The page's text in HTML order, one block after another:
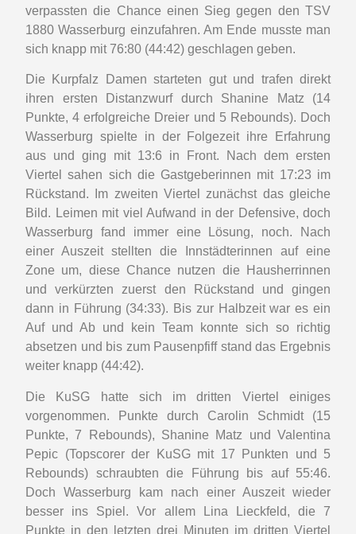
verpassten die Chance einen Sieg gegen den TSV
1880 Wasserburg einzufahren. Am Ende musste man
sich knapp mit 76:80 (44:42) geschlagen geben.
Die Kurpfalz Damen starteten gut und trafen direkt
ihren ersten Distanzwurf durch Shanine Matz (14
Punkte, 4 erfolgreiche Dreier und 5 Rebounds). Doch
Wasserburg spielte in der Folgezeit ihre Erfahrung
aus und ging mit 13:6 in Front. Nach dem ersten
Viertel sahen sich die Gastgeberinnen mit 17:23 im
Rückstand. Im zweiten Viertel zunächst das gleiche
Bild. Leimen mit viel Aufwand in der Defensive, doch
Wasserburg fand immer eine Lösung, noch. Nach
einer Auszeit stellten die Innstädterinnen auf eine
Zone um, diese Chance nutzen die Hausherrinnen
und verkürzten zuerst den Rückstand und gingen
dann in Führung (34:33). Bis zur Halbzeit war es ein
Auf und Ab und kein Team konnte sich so richtig
absetzen und bis zum Pausenpfiff stand das Ergebnis
weiter knapp (44:42).
Die KuSG hatte sich im dritten Viertel einiges
vorgenommen. Punkte durch Carolin Schmidt (15
Punkte, 7 Rebounds), Shanine Matz und Valentina
Pepic (Topscorer der KuSG mit 17 Punkten und 5
Rebounds) schraubten die Führung bis auf 55:46.
Doch Wasserburg kam nach einer Auszeit wieder
besser ins Spiel. Vor allem Lina Lieckfeld, die 7
Punkte in den letzten drei Minuten im dritten Viertel